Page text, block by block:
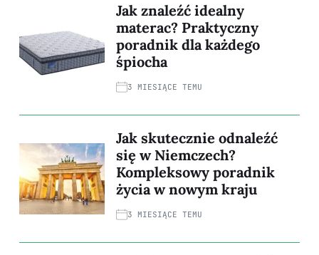
Jak znaleźć idealny
materac? Praktyczny
poradnik dla każdego
śpiocha
3 MIESIĄCE TEMU
Jak skutecznie odnaleźć
się w Niemczech?
Kompleksowy poradnik
życia w nowym kraju
3 MIESIĄCE TEMU